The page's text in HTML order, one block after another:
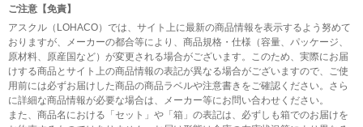
ご注意【免責】
アスクル（LOHACO）では、サイト上に最新の商品情報を表示するよう努めて
おりますが、メーカーの都合等により、商品規格・仕様（容量、パッケージ、
原材料、原産国など）が変更される場合がございます。このため、実際にお届
けする商品とサイト上の商品情報の表記が異なる場合がございますので、ご使
用前には必ずお届けした商品の商品ラベルや注意書きをご確認ください。さら
に詳細な商品情報が必要な場合は、メーカー等にお問い合わせください。
また、商品名における「セット」や「箱」の表記は、必ずしも箱でのお届けを